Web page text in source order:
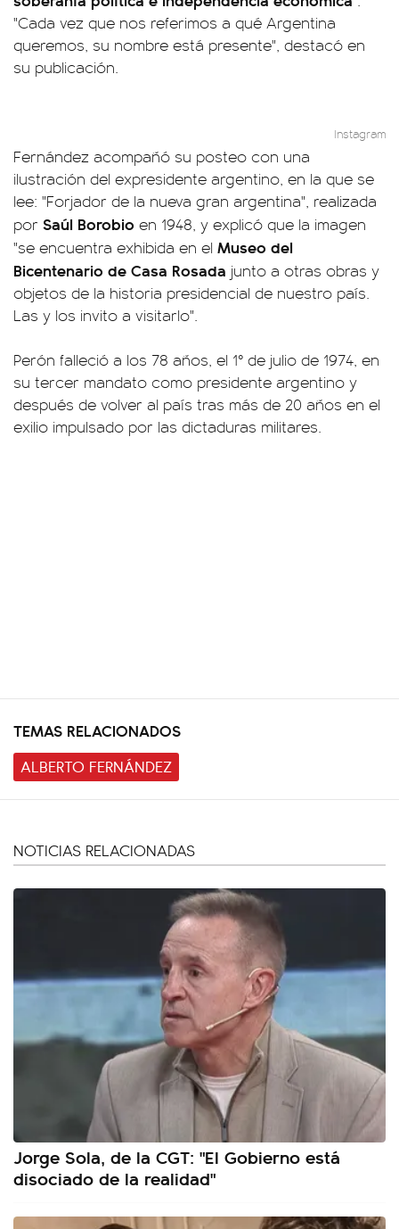
"Cada vez que nos referimos a qué Argentina
queremos, su nombre está presente", destacó en
su publicación.
Instagram
Fernández acompañó su posteo con una
ilustración del expresidente argentino, en la que se
lee: "Forjador de la nueva gran argentina", realizada
por Saúl Borobio en 1948, y explicó que la imagen
"se encuentra exhibida en el Museo del
Bicentenario de Casa Rosada junto a otras obras y
objetos de la historia presidencial de nuestro país.
Las y los invito a visitarlo".
Perón falleció a los 78 años, el 1° de julio de 1974, en
su tercer mandato como presidente argentino y
después de volver al país tras más de 20 años en el
exilio impulsado por las dictaduras militares.
TEMAS RELACIONADOS
ALBERTO FERNÁNDEZ
NOTICIAS RELACIONADAS
Jorge Sola, de la CGT: "El Gobierno está
disociado de la realidad"